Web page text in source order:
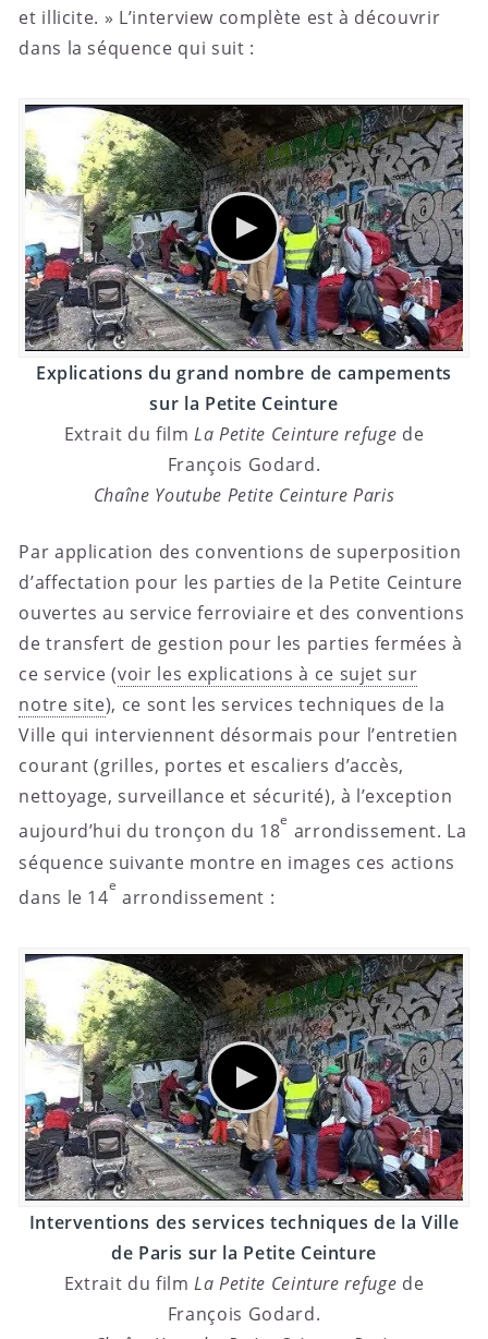
et illicite. » L’interview complète est à découvrir
dans la séquence qui suit :
Explications du grand nombre de campements
sur la Petite Ceinture
Extrait du filmLa Petite Ceinture refuge de
François Godard.
Chaîne Youtube Petite Ceinture Paris
Par application des conventions de superposition
d’affectation pour les parties de la Petite Ceinture
ouvertes au service ferroviaire et des conventions
de transfert de gestion pour les parties fermées à
ce service (voir les explications à ce sujet sur
notre site), ce sont les services techniques de la
Ville qui interviennent désormais pour l’entretien
courant (grilles, portes et escaliers d’accès,
nettoyage, surveillance et sécurité), à l’exception
aujourd’hui du tronçon du 18
e
arrondissement. La
séquence suivante montre en images ces actions
dans le 14
e
arrondissement :
Interventions des services techniques de la Ville
de Paris sur la Petite Ceinture
Extrait du filmLa Petite Ceinture refuge de
François Godard.